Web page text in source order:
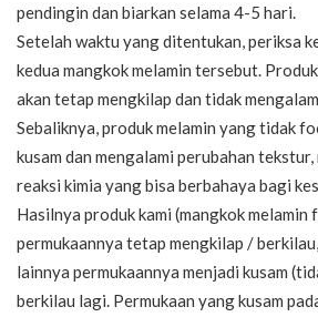
pendingin dan biarkan selama 4-5 hari.
Setelah waktu yang ditentukan, periksa
kedua mangkok melamin tersebut.
akan tetap mengkilap dan tidak
Sebaliknya, produk melamin yang tidak
kusam dan mengalami perubahan
reaksi kimia yang bisa berbahaya bagi
Hasilnya produk kami (mangkok melamin
permukaannya tetap mengkilap /
lainnya permukaannya menjadi kusam
berkilau lagi. Permukaan yang kusam